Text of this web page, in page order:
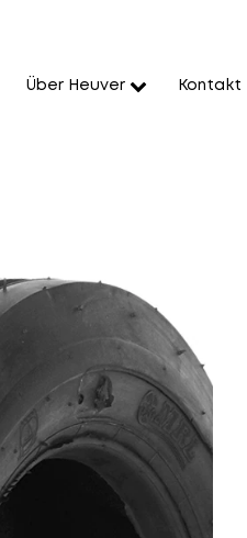
Über Heuver Kontakt